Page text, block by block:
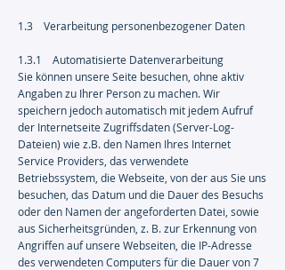
1.3 Verarbeitung personenbezogener Daten
1.3.1 Automatisierte Datenverarbeitung
Sie können unsere Seite besuchen, ohne aktiv
Angaben zu Ihrer Person zu machen. Wir
speichern jedoch automatisch mit jedem Aufruf
der Internetseite Zugriffsdaten (Server-Log-
Dateien) wie z.B. den Namen Ihres Internet
Service Providers, das verwendete
Betriebssystem, die Webseite, von der aus Sie uns
besuchen, das Datum und die Dauer des Besuchs
oder den Namen der angeforderten Datei, sowie
aus Sicherheitsgründen, z. B. zur Erkennung von
Angriffen auf unsere Webseiten, die IP-Adresse
des verwendeten Computers für die Dauer von 7